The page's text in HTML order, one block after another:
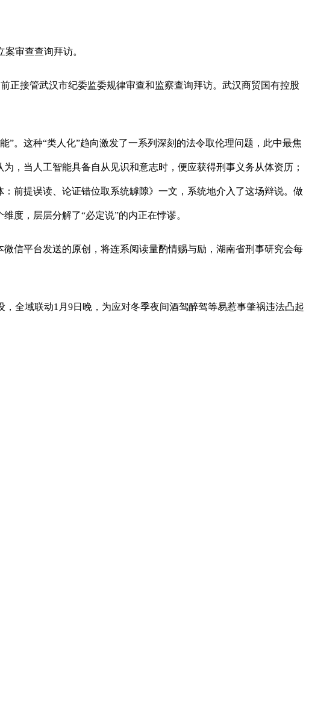
审查查询拜访。
接管武汉市纪委监委规律审查和监察查询拜访。武汉商贸国有控股
这种“类人化”趋向激发了一系列深刻的法令取伦理问题，此中最焦
，当人工智能具备自从见识和意志时，便应获得刑事义务从体资历；
前提误读、论证错位取系统罅隙》一文，系统地介入了这场辩说。做
度，层层分解了“必定说”的内正在悖谬。
信平台发送的原创，将连系阅读量酌情赐与励，湖南省刑事研究会每
全域联动1月9日晚，为应对冬季夜间酒驾醉驾等易惹事肇祸违法凸起